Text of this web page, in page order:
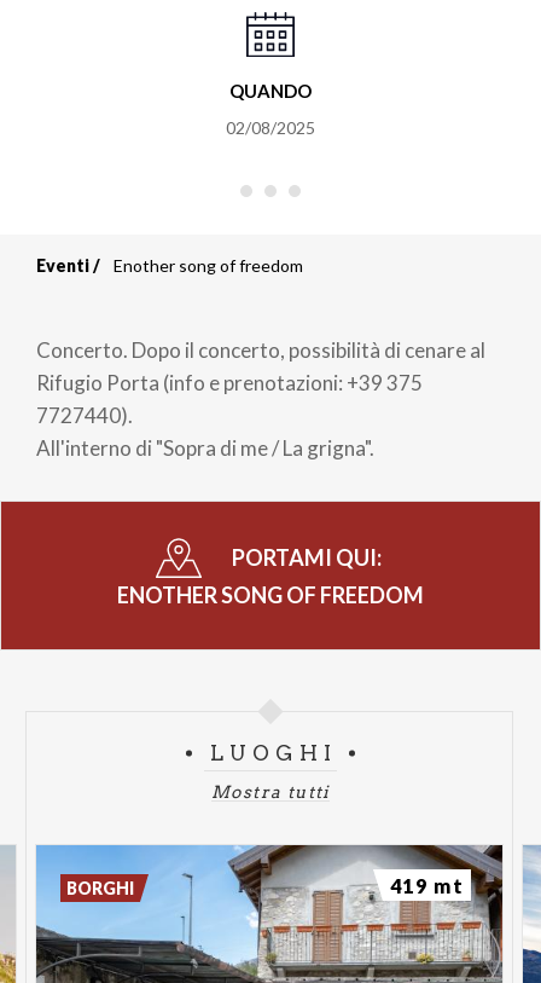
QUANDO
02/08/2025
di
pane
Eventi Enother song of freedom
Concerto. Dopo il concerto, possibilità di cenare al
Rifugio Porta (info e prenotazioni: +39 375
7727440).
All'interno di "Sopra di me / La grigna".
PORTAMI QUI:
ENOTHER SONG OF FREEDOM
LUOGHI
Mostra tutti
BORGHI 419 mt